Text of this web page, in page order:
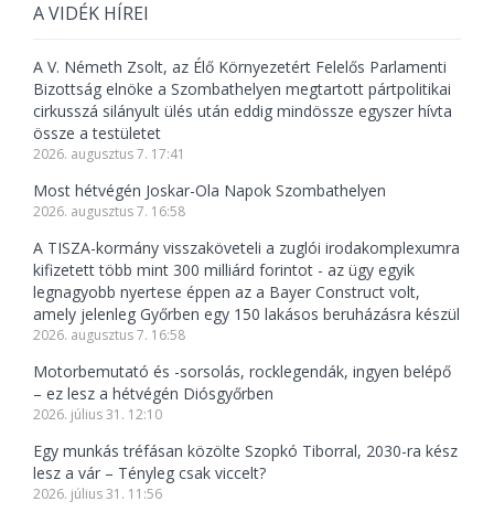
A VIDÉK HÍREI
A V. Németh Zsolt, az Élő Környezetért Felelős Parlamenti
Bizottság elnöke a Szombathelyen megtartott pártpolitikai
cirkusszá silányult ülés után eddig mindössze egyszer hívta
össze a testületet
2026. augusztus 7. 17:41
Most hétvégén Joskar-Ola Napok Szombathelyen
2026. augusztus 7. 16:58
A TISZA-kormány visszaköveteli a zuglói irodakomplexumra
kifizetett több mint 300 milliárd forintot - az ügy egyik
legnagyobb nyertese éppen az a Bayer Construct volt,
amely jelenleg Győrben egy 150 lakásos beruházásra készül
2026. augusztus 7. 16:58
Motorbemutató és -sorsolás, rocklegendák, ingyen belépő
– ez lesz a hétvégén Diósgyőrben
2026. július 31. 12:10
Egy munkás tréfásan közölte Szopkó Tiborral, 2030-ra kész
lesz a vár – Tényleg csak viccelt?
2026. július 31. 11:56